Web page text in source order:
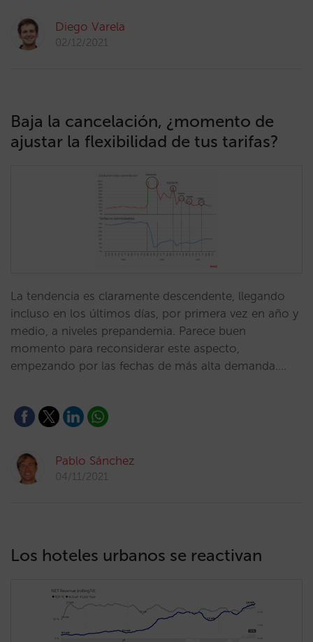
Diego Varela
02/12/2021
Baja la cancelación, ¿momento de
ajustar la flexibilidad de tus tarifas?
La tendencia es claramente descendente, llegando
incluso en los últimos días, por primera vez en año y
medio, a niveles prepandemia. Parece buen
momento para reconsiderar este aspecto,
empezando por las fechas de más alta demanda.…
Pablo Sánchez
04/11/2021
Los hoteles urbanos se reactivan